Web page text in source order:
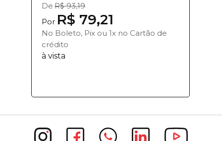
De R$ 93,19
Por R$ 79,21
No Boleto, Pix ou 1x no Cartão de
crédito
à vista